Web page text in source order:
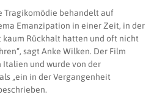
Tragikomödie behandelt auf
Emanzipation in einer Zeit, in der
Rückhalt hatten und oft nicht
sagt Anke Wilken. Der Film
Italien und wurde von der
„ein in der Vergangenheit